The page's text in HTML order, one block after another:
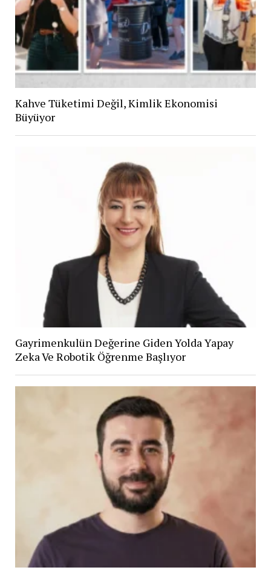
Kahve Tüketimi Değil, Kimlik Ekonomisi
Büyüyor
Gayrimenkulün Değerine Giden Yolda Yapay
Zeka Ve Robotik Öğrenme Başlıyor